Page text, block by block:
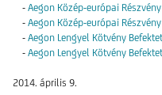
- Aegon Közép-európai
- Aegon Közép-európai
- Aegon Lengyel Kötvény
- Aegon Lengyel Kötvény
2014. április 9.